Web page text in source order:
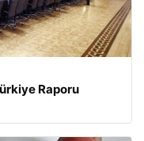
Raporu